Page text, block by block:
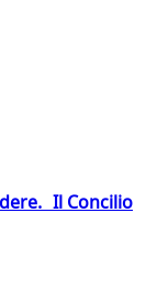
Il Concilio